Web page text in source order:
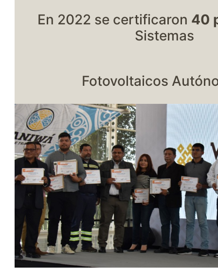
En 2022 se certificaron 40
Sistemas
Fotovoltaicos